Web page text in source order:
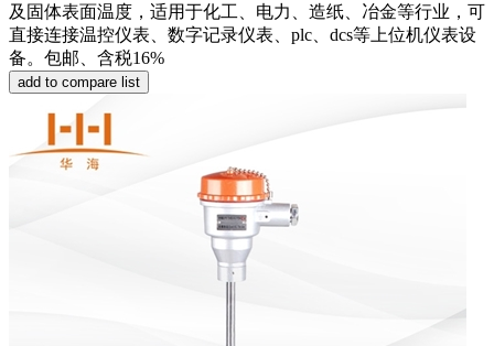
及固体表面温度，适用于化工、电力、造纸、冶金等行业，可
直接连接温控仪表、数字记录仪表、plc、dcs等上位机仪表设
备。包邮、含税16%